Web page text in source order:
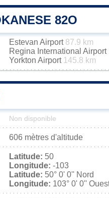
82O
Estevan Airport 87.9 km
Regina International Airport
Yorkton Airport 145.8 km
Non disponible
606 mètres d'altitude
Latitude: 50
Longitude: -103
Latitude: 50° 0' 0'' Nord
Longitude: 103° 0' 0''